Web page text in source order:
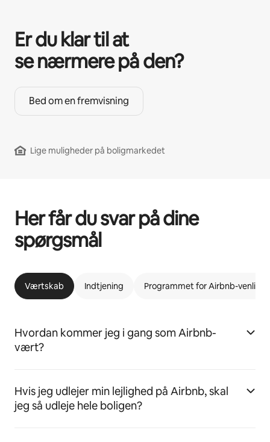
Er du klar til at
se nærmere på den?
Bed om en fremvisning
Lige muligheder på boligmarkedet
Her får du svar på dine
spørgsmål
Værtskab Indtjening Programmet for Airbnb-venlige
Hvordan kommer jeg i gang som Airbnb-
vært?
Hvis jeg udlejer min lejlighed på Airbnb, skal
jeg så udleje hele boligen?